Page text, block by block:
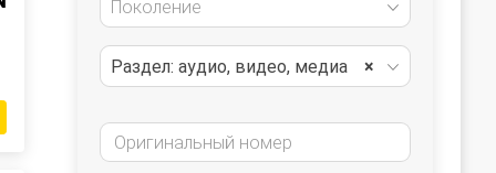
Поколение
×
Раздел: аудио, видео, медиа